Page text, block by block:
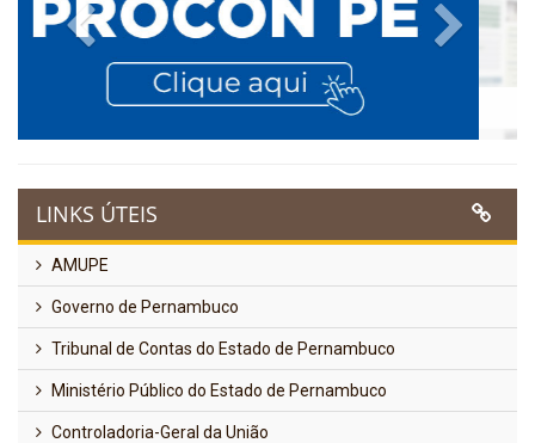
Previous Next
LINKS ÚTEIS
AMUPE
Governo de Pernambuco
Tribunal de Contas do Estado de Pernambuco
Ministério Público do Estado de Pernambuco
Controladoria-Geral da União